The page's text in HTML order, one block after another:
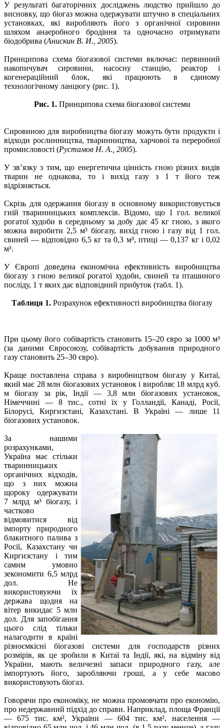
У результаті багаторічних досліджень людство прийшло до
висновку, що біогаз можна одержувати штучно в спеціальних
установках, які виробляють його з органічної сировини
шляхом анаеробного бродіння та одночасно отримувати
біодобрива (Анискин В. И., 2005).
Принципова схема біогазової системи включає: первинний
накопичувач сировини, насосну станцію, реактор і
когенераційний блок, які працюють в єдиному
технологічному ланцюгу (рис. 1).
Рис. 1.Принципова схема біогазової системи
Сировиною для виробництва біогазу можуть бути продукти і
відходи рослинництва, тваринництва, харчової та переробної
промисловості (Рустамов Н. А., 2005).
У зв’язку з тим, що енергетична цінність гною різних видів
тварин не однакова, то і вихід газу з 1 т його теж
відрізняється.
Скрізь для одержання біогазу в основному використовується
гній тваринницьких комплексів. Відомо, що 1 гол. великої
рогатої худоби в середньому за добу дає 45 кг гною, з якого
можна виробити 2,5 м³біогазу, вихід гною і газу від 1 гол.
свиней — відповідно 6,5 кг та 0,3 м³, птиці — 0,137 кг і 0,02
м³.
У Європі доведена економічна ефективність виробництва
біогазу з гною великої рогатої худоби, свиней та пташиного
посліду, 1 т яких дає відповідний прибуток (табл. 1).
Таблиця 1. Розрахунок ефективності виробництва біогазу
При цьому його собівартість становить 15–20 євро за 1000 м³
(за даними Євросоюзу, собівартість добування природного
газу становить 25–30 євро).
Краще поставлена справа з виробництвом біогазу у Китаї,
який має 28 млн біогазових установок і виробляє 18 млрд куб.
м біогазу за рік, Індії — 3,8 млн біогазових установок,
Німеччині — 8 тис., сотні їх у Голландії, Канаді, Росії,
Білорусі, Киргизстані, Казахстані. В Україні — лише 11
біогазових установок.
За нашими
розрахунками,
Україна має стільки
тваринницьких
органічних відходів,
що з них можна
щороку одержувати
7 млрд м³ біогазу, і
частково
відмовитися від
імпорту природного
блакитного палива з
Росії, Казахстану чи
Киргизстану і тим
самим умовно
зекономити 6,5 млрд
дол. Не
використовуючи їх
держава щодня на
вітер викидає 5 млн
дол. Для запобігання
цього слід тільки
налагодити в країні
різноємкісні біогазові системи для господарств різних
розмірів, як це зробили в Китаї та Індії, які, на відміну від
України, мають величезні запаси природного газу, але
імпортують його, заробляючи гроші, а у себе масово
використовують біогаз.
Говорячи про економіку, не можна промовчати про економію,
про недержавний підхід до справи. Наприклад, площа Франції
— 675 тис. км², України — 604 тис. км², населення —